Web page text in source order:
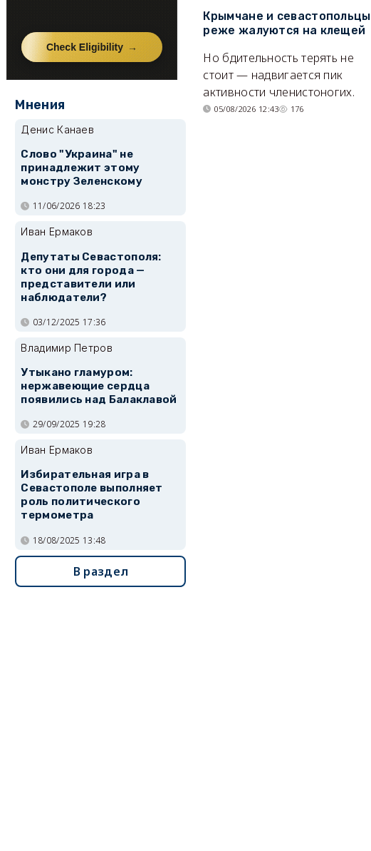
Крымчане и севастопольцы
реже жалуются на клещей
Но бдительность терять не
стоит — надвигается пик
активности членистоногих.
05/08/2026 12:43 176
Мнения
Денис Канаев
Слово "Украина" не
принадлежит этому
монстру Зеленскому
11/06/2026 18:23
Иван Ермаков
Депутаты Севастополя:
кто они для города —
представители или
наблюдатели?
03/12/2025 17:36
Владимир Петров
Утыкано гламуром:
нержавеющие сердца
появились над Балаклавой
29/09/2025 19:28
Иван Ермаков
Избирательная игра в
Севастополе выполняет
роль политического
термометра
18/08/2025 13:48
В раздел